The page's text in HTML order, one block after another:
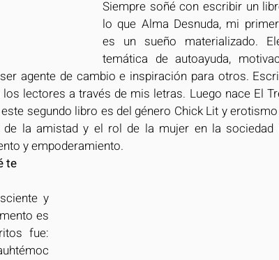
Siempre soñé con escribir un
lo que Alma Desnuda, mi
es un sueño materializado.
temática de autoayuda,
agente de cambio e inspiración para otros.
lectores a través de mis letras. Luego nace El
segundo libro es del género Chick Lit y
la amistad y el rol de la mujer en la sociedad
y empoderamiento.
te
y
es
fue: